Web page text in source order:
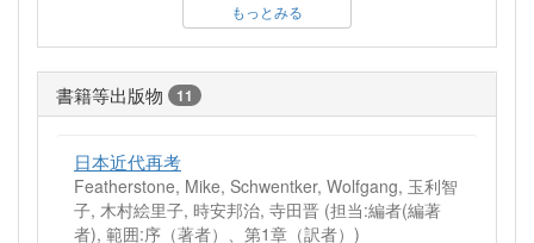
もっとみる
書籍等出版物 11
日本近代再考
Featherstone, Mike, Schwentker, Wolfgang, 玉利智
子, 木村絵里子, 時安邦治, 寺田晋 (担当:編者(編著
者), 範囲:序（著者）、第1章（訳者）)